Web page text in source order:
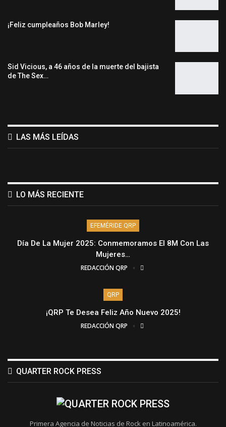
¡Feliz cumpleaños Bob Marley!
Sid Vicious, a 46 años de la muerte del bajista
de The Sex…
LAS MÁS LEÍDAS
LO MÁS RECIENTE
EFEMÉRIDE QRP
Día De La Mujer 2025: Conmemoramos El 8M Con Las
Mujeres…
REDACCIÓN QRP
QRP
¡QRP Te Desea Feliz Año Nuevo 2025!
REDACCIÓN QRP
QUARTER ROCK PRESS
Primera Agencia de Noticias de Rock en Latinoamérica.